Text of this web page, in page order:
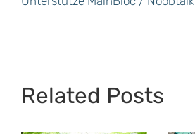
Related Posts